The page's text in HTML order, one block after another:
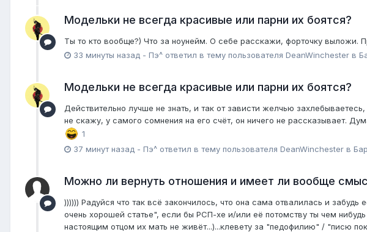
Модельки не всегда красивые или парни их боятся?
Ты то кто вообще?) Что за ноунейм. О себе расскажи, форточку выложи.
33 минуты назад - Пэ^ ответил в тему пользователя DeanWinchester в
Модельки не всегда красивые или парни их боятся?
Действительно лучше не знать, и так от зависти желчью
не скажу, у самого сомнения на его счёт, он ничего не рассказывает.
1
37 минут назад - Пэ^ ответил в тему пользователя DeanWinchester в
Можно ли вернуть отношения и имеет ли вообще
)))))) Радуйся что так всё закончилось, что она сама отвалилась и
очень хорошей статье", если бы РСП-хе и/или её потомству ты чем
настоящим отцом их мать не живёт...)...клевету за "педофилию" / "писю